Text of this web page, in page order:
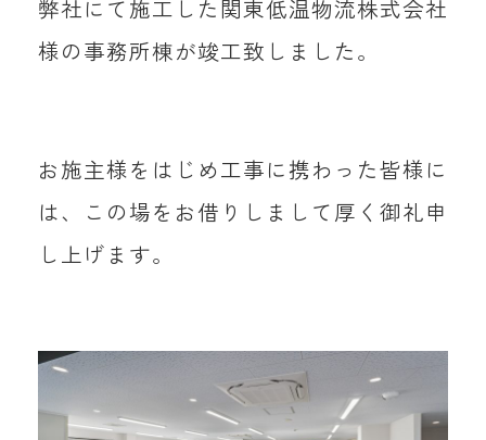
弊社にて施工した関東低温物流株式会社
様の事務所棟が竣工致しました。
お施主様をはじめ工事に携わった皆様に
は、この場をお借りしまして厚く御礼申
し上げます。